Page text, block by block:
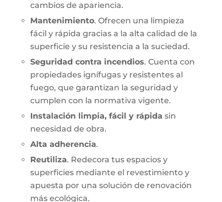
cambios de apariencia.
Mantenimiento. Ofrecen una limpieza
fácil y rápida gracias a la alta calidad de la
superficie y su resistencia a la suciedad.
Seguridad contra incendios. Cuenta con
propiedades ignífugas y resistentes al
fuego, que garantizan la seguridad y
cumplen con la normativa vigente.
Instalación limpia, fácil y rápida sin
necesidad de obra.
Alta adherencia.
Reutiliza. Redecora tus espacios y
superficies mediante el revestimiento y
apuesta por una solución de renovación
más ecológica.